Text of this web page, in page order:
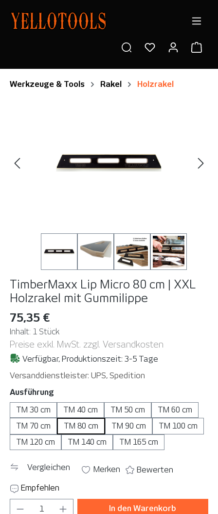
springen
Werkzeuge & Tools Rakel Holzrakel
TimberMaxx Lip Micro 80 cm | XXL
Holzrakel mit Gummilippe
75,35 €
Inhalt: 1 Stück
Preise exkl. MwSt. zzgl. Versandkosten
Verfügbar, Produktionszeit: 3-5 Tage
Versanddienstleister: UPS, Spedition
Ausführung
TM 30 cm
TM 40 cm TM 50 cm
TM 60 cm
TM 70 cm
TM 80 cm TM 90 cm
TM 100 cm
TM 120 cm
TM 140 cm TM 165 cm
Vergleichen Merken
Bewerten
Empfehlen
Produkt Anzahl: Gib den gewünschten
In den Warenkorb